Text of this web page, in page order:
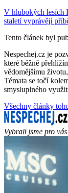
V hlubokých lesích
staletí vyprávějí
Tento článek byl
Nespechej.cz je
které běžně
vědomějšímu
Témata se točí
smysluplného
Všechny články
Vybrali jsme pro vás